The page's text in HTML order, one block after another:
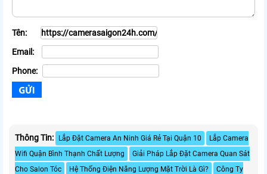
Tên:
Email:
Phone:
Thông Tin: Lắp Đặt Camera An Ninh Giá Rẻ Tại Quận 10
Lắp Camera
Wifi Quận Bình Thạnh Chất Lượng
Giải Pháp Lắp Đặt Camera Quan Sát
Cho Salon Tóc
Hệ Thống Điện Năng Lượng Mặt Trời Là Gì?
Công Ty